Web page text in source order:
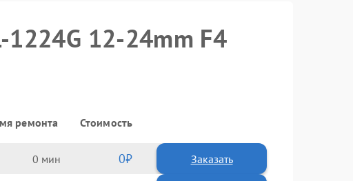
1224G 12-24mm F4
ремонта Стоимость
0 0 Заказать